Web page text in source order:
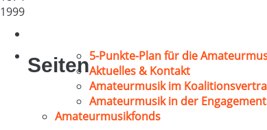
1999
Seiten5-Punkte-Plan für die
Aktuelles & Kontakt
Amateurmusik im
Amateurmusik in der
Amateurmusikfonds